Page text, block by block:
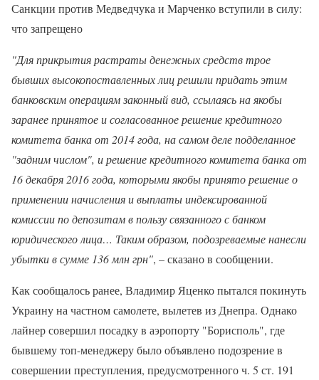
Санкции против Медведчука и Марченко вступили в силу:
что запрещено
"Для прикрытия растраты денежных средств трое
бывших высокопоставленных лиц решили придать этим
банковским операциям законный вид, ссылаясь на якобы
заранее принятое и согласованное решение кредитного
комитета банка от 2014 года, на самом деле подделанное
"задним числом", и решение кредитного комитета банка от
16 декабря 2016 года, которыми якобы принято решение о
применении начисления и выплаты индексированной
комиссии по депозитам в пользу связанного с банком
юридического лица… Таким образом, подозреваемые нанесли
убытки в сумме 136 млн грн", – сказано в сообщении.
Как сообщалось ранее, Владимир Яценко пытался покинуть
Украину на частном самолете, вылетев из Днепра. Однако
лайнер совершил посадку в аэропорту "Борисполь", где
бывшему топ-менеджеру было объявлено подозрение в
совершении преступления, предусмотренного ч. 5 ст. 191